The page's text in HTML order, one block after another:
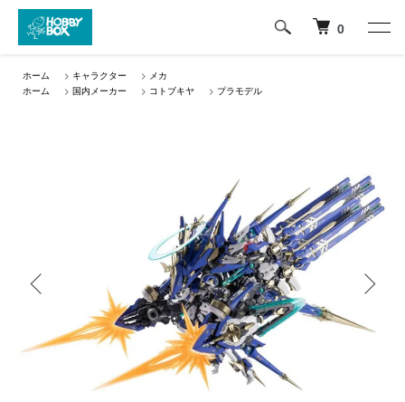
0
ホーム > キャラクター > メカ
ホーム
> 国内メーカー > コトブキヤ > プラモデル